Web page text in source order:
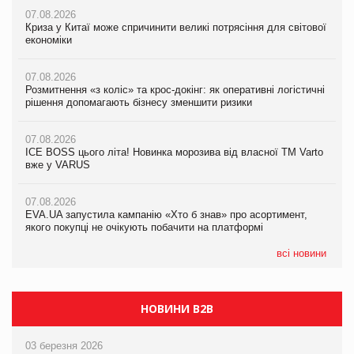
07.08.2026
Криза у Китаї може спричинити великі потрясіння для світової
економіки
07.08.2026
Розмитнення «з коліс» та крос-докінг: як оперативні логістичні
рішення допомагають бізнесу зменшити ризики
07.08.2026
ICE BOSS цього літа! Новинка морозива від власної ТМ Varto
вже у VARUS
07.08.2026
EVA.UA запустила кампанію «Хто б знав» про асортимент,
якого покупці не очікують побачити на платформі
всі новини
07.08.2026
ICE BOSS цього літа! Новинка морозива від власної ТМ Varto
07.08.2026
EVA.UA запустила кампанію «Хто б знав» про асортимент,
06.08.2026
Смачна новинка для хвостатих: у VARUS з’явилися паучі
05.08.2026
Мережа супермаркетів VARUS купує мережу магазинів
07.08.2026
Криза у Китаї може спричинити великі потрясіння для світової
економіки
07.08.2026
Kraft Heinz скоротила збиток у першому півріччі
Продажі Hugo Boss впали на 9%
НОВИНИ B2B
03 березня 2026